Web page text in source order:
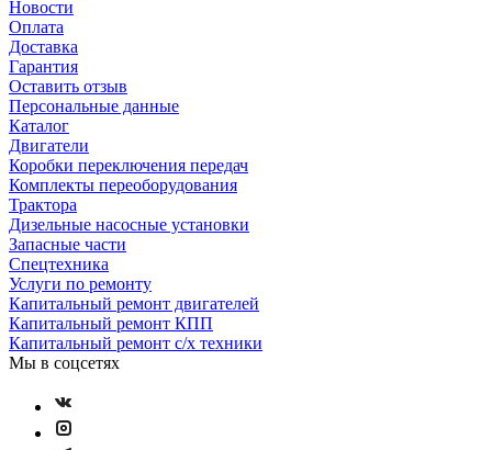
Новости
Оплата
Доставка
Гарантия
Оставить отзыв
Персональные данные
Каталог
Двигатели
Коробки переключения передач
Комплекты переоборудования
Трактора
Дизельные насосные установки
Запасные части
Спецтехника
Услуги по ремонту
Капитальный ремонт двигателей
Капитальный ремонт КПП
Капитальный ремонт с/х техники
Мы в соцсетях